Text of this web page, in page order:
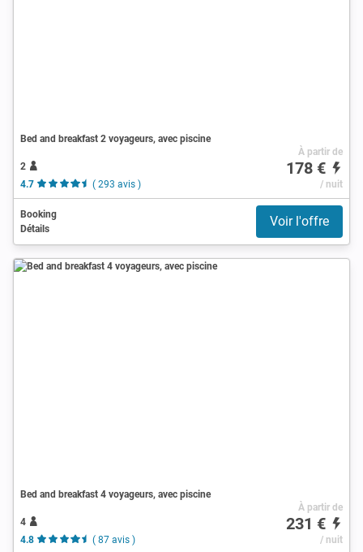
Bed and breakfast 2 voyageurs, avec piscine
2
4.7
( 293 avis )
À partir de
178 €
/ nuit
Booking
Détails
Voir l'offre
Bed and breakfast 4 voyageurs, avec piscine
4
4.8
( 87 avis )
À partir de
231 €
/ nuit